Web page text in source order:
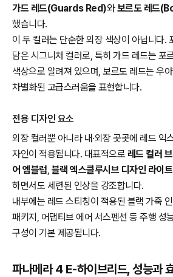
가드 레드(Guards Red)와보르도 레드
했습니다.
이 두 컬러는 단순한 외장 색상이 아닙니다.
담은 시그니처 컬러로, 특히 가드 레드는 포
색상으로 알려져 있으며, 보르도 레드는 우
차별화된 고급스러움을 표현합니다.
전용 디자인 요소
외장 컬러뿐 아니라 내·외장 곳곳에 레드 익
자인이 적용됩니다. 대표적으로 레드 컬러
어 엠블럼 블랙 엑스클루시브 디자인 라이트
하면서도 세련된 인상을 강조합니다.
내부에는 레드 스티칭이 적용된 블랙 가죽
패키지, 어댑티브 에어 서스펜션 등 주행 성
구성이 기본 제공됩니다.
파나메라 4 E-하이브리드, 성능과